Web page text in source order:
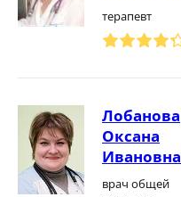
терапевт
Лобанова
Оксана
Ивановна
врач общей